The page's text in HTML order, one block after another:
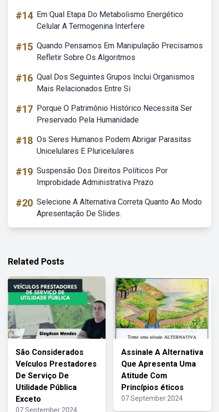
#14 Em Qual Etapa Do Metabolismo Energético
Celular A Termogenina Interfere
#15 Quando Pensamos Em Manipulação Precisamos
Refletir Sobre Os Algoritmos
#16 Qual Dos Seguintes Grupos Inclui Organismos
Mais Relacionados Entre Si
#17 Porque O Patrimônio Histórico Necessita Ser
Preservado Pela Humanidade
#18 Os Seres Humanos Podem Abrigar Parasitas
Unicelulares E Pluricelulares
#19 Suspensão Dos Direitos Políticos Por
Improbidade Administrativa Prazo
#20 Selecione A Alternativa Correta Quanto Ao Modo
Apresentação De Slides.
Related Posts
São Considerados
Veículos Prestadores
De Serviço De
Utilidade Pública
Exceto
07 September 2024
Assinale A Alternativa
Que Apresenta Uma
Atitude Com
Princípios éticos
07 September 2024